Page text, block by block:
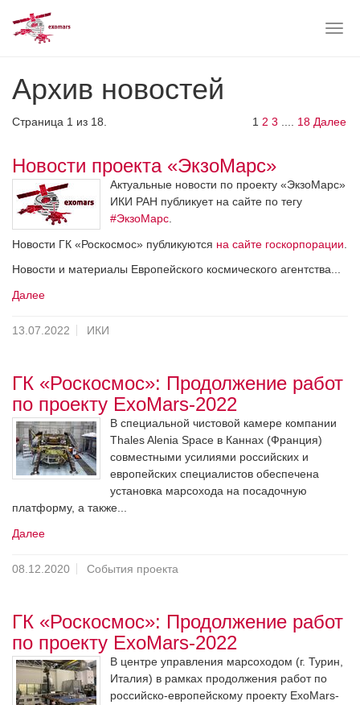
mainАрхив новостей
Страница 1 из 18. 1 2 3 18 Далее
Новости проекта «ЭкзоМарс»
Актуальные новости по проекту «ЭкзоМарс»
ИКИ РАН публикует на сайте по тегу
#ЭкзоМарс
Новости ГК «Роскосмос» публикуются на сайте госкорпорации
Новости и материалы Европейского космического агентства...
Далее
13.07.2022 ИКИ
ГК «Роскосмос»: Продолжение работ
по проекту ExoMars-2022
В специальной чистовой камере компании
Thales Alenia Space в Каннах (Франция)
совместными усилиями российских и
европейских специалистов обеспечена
установка марсохода на посадочную
платформу, а также...
Далее
08.12.2020 События проекта
ГК «Роскосмос»: Продолжение работ
по проекту ExoMars-2022
В центре управления марсоходом (г. Турин,
Италия) в рамках продолжения работ по
российско-европейскому проекту ExoMars-